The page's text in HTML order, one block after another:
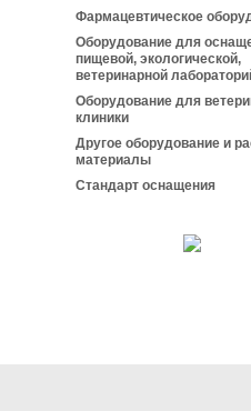
Фармацевтическое
Оборудование для
пищевой, экологической,
ветеринарной
Оборудование для
клиники
Другое оборудование и
материалы
Стандарт оснащения